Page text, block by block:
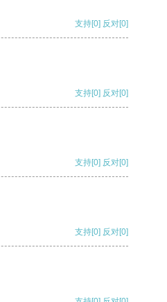
支持[0] 反对[0]
支持[0] 反对[0]
支持[0] 反对[0]
支持[0] 反对[0]